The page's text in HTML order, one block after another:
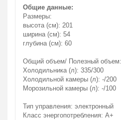
Общие данные:
Размеры:
высота (см): 201
ширина (см): 54
глубина (см): 60
Общий объем/ Полезный объем:
Холодильника (л): 335/300
Холодильной камеры (л): -/200
Морозильной камеры (л): -/100
Тип управления: электронный
Класс энергопотребления: A+